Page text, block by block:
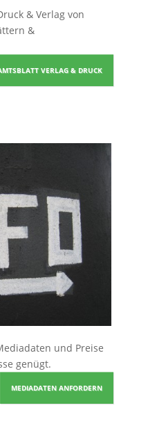
& Verlag von
&
VERLAG & DRUCK
und Preise
genügt.
MEDIADATEN ANFORDERN